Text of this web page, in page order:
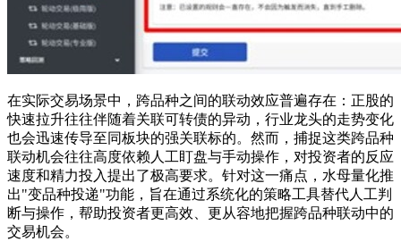
在实际交易场景中，跨品种之间的联动效应普遍存在：正股的
快速拉升往往伴随着关联可转债的异动，行业龙头的走势变化
也会迅速传导至同板块的强关联标的。然而，捕捉这类跨品种
联动机会往往高度依赖人工盯盘与手动操作，对投资者的反应
速度和精力投入提出了极高要求。针对这一痛点，水母量化推
出"变品种投递"功能，旨在通过系统化的策略工具替代人工判
断与操作，帮助投资者更高效、更从容地把握跨品种联动中的
交易机会。